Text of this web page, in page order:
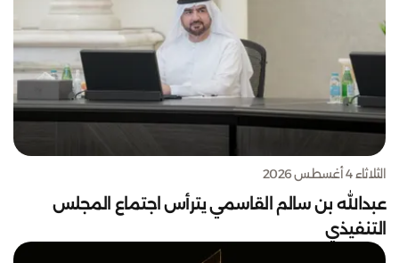
الثلاثاء 4 أغسطس 2026
عبدالله بن سالم القاسمي يترأس اجتماع المجلس
التنفيذي